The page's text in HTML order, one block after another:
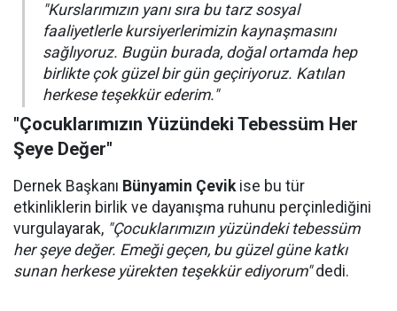
"Kurslarımızın yanı sıra bu tarz sosyal
faaliyetlerle kursiyerlerimizin kaynaşmasını
sağlıyoruz. Bugün burada, doğal ortamda hep
birlikte çok güzel bir gün geçiriyoruz. Katılan
herkese teşekkür ederim."
"Çocuklarımızın Yüzündeki Tebessüm Her
Şeye Değer"
Dernek Başkanı Bünyamin Çevikise bu tür
etkinliklerin birlik ve dayanışma ruhunu perçinlediğini
vurgulayarak, "Çocuklarımızın yüzündeki tebessüm
her şeye değer. Emeği geçen, bu güzel güne katkı
sunan herkese yürekten teşekkür ediyorum"dedi.